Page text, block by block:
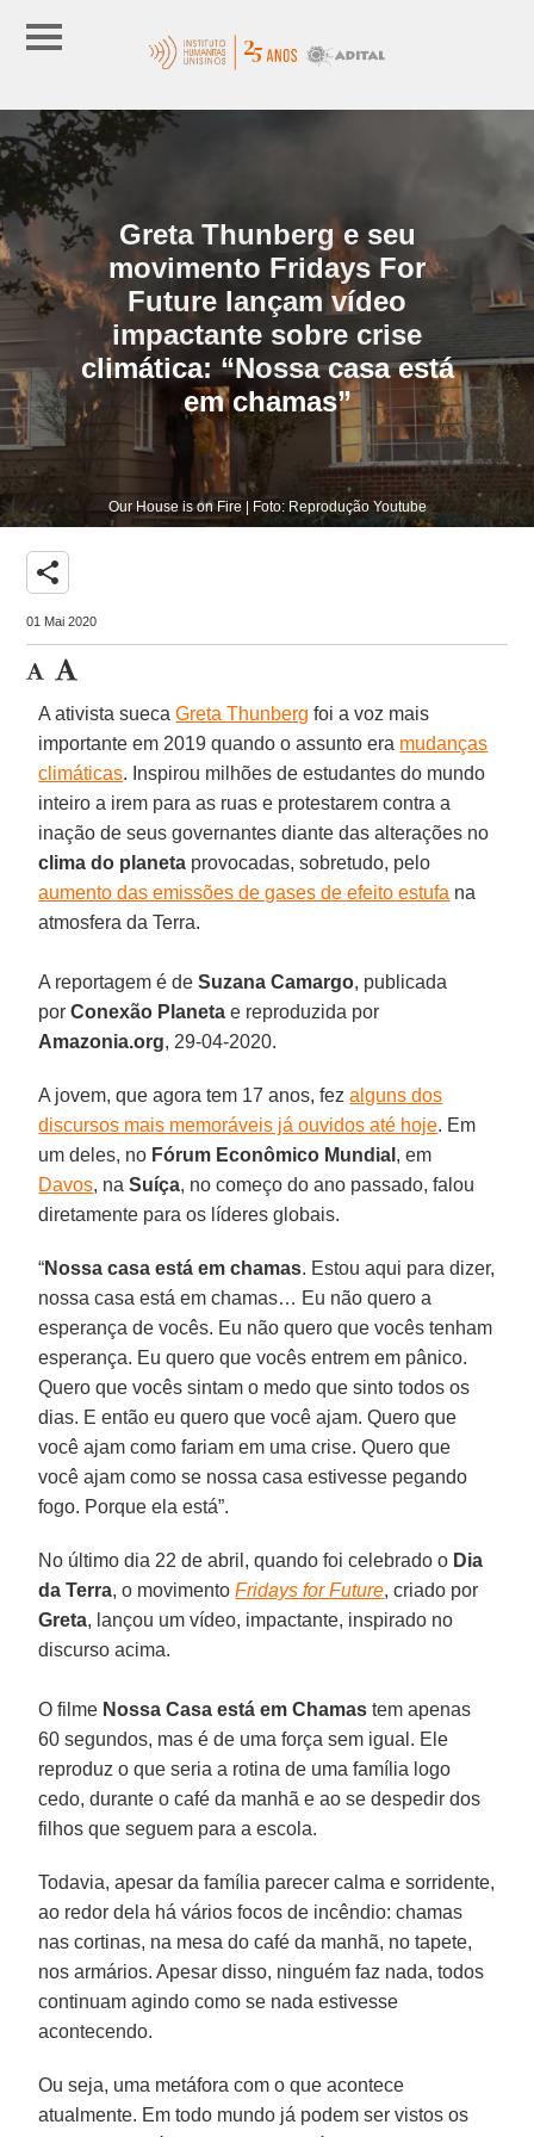
Greta Thunberg e seu
movimento Fridays For
Future lançam vídeo
impactante sobre crise
climática: “Nossa casa está
em chamas”
Our House is on Fire | Foto: Reprodução Youtube
share
01 Mai 2020
A ativista suecaGreta Thunberg foi a voz mais
importante em 2019 quando o assunto era mudanças
climáticas. Inspirou milhões de estudantes do mundo
inteiro a irem para as ruas e protestarem contra a
inação de seus governantes diante das alterações no
clima do planeta provocadas, sobretudo, pelo
aumento das emissões de gases de efeito estufa na
atmosfera da Terra.
A reportagem é deSuzana Camargo, publicada
porConexão Planetae reproduzida por
Amazonia.org, 29-04-2020.
A jovem, que agora tem 17 anos, fezalguns dos
discursos mais memoráveis já ouvidos até hoje. Em
um deles, no Fórum Econômico Mundial , em
Davos, naSuíça, no começo do ano passado, falou
diretamente para os líderes globais.
“Nossa casa está em chamas. Estou aqui para dizer,
nossa casa está em chamas… Eu não quero a
esperança de vocês. Eu não quero que vocês tenham
esperança. Eu quero que vocês entrem em pânico.
Quero que vocês sintam o medo que sinto todos os
dias. E então eu quero que você ajam. Quero que
você ajam como fariam em uma crise. Quero que
você ajam como se nossa casa estivesse pegando
fogo. Porque ela está”.
No último dia 22 de abril, quando foi celebrado o Dia
da Terra, o movimentoFridays for Future, criado por
Greta, lançou um vídeo, impactante, inspirado no
discurso acima.
O filme Nossa Casa está em Chamas tem apenas
60 segundos, mas é de uma força sem igual. Ele
reproduz o que seria a rotina de uma família logo
cedo, durante o café da manhã e ao se despedir dos
filhos que seguem para a escola.
Todavia, apesar da família parecer calma e sorridente,
ao redor dela há vários focos de incêndio: chamas
nas cortinas, na mesa do café da manhã, no tapete,
nos armários. Apesar disso, ninguém faz nada, todos
continuam agindo como se nada estivesse
acontecendo.
Ou seja, uma metáfora com o que acontece
atualmente. Em todo mundo já podem ser vistos os